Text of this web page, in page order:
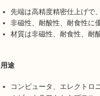
先端は高精度精密仕上げで
非磁性、耐酸性、耐食性に
材質は非磁性、耐食性、耐
用途
コンピュータ、エレクトロ